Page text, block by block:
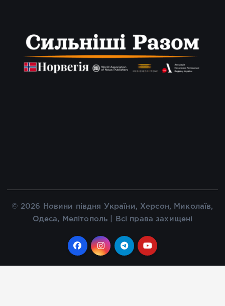
© 2026 Новини півдня України, Херсон, Миколаїв,
Одеса, Мелітополь | Всі права захищені